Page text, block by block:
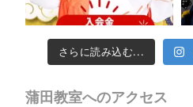
さらに読み込む...
蒲田教室へのアクセス